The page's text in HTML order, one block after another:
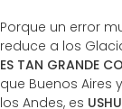
Porque un error
reduce a los
ES TAN GRANDE
que Buenos Aires
los Andes, es